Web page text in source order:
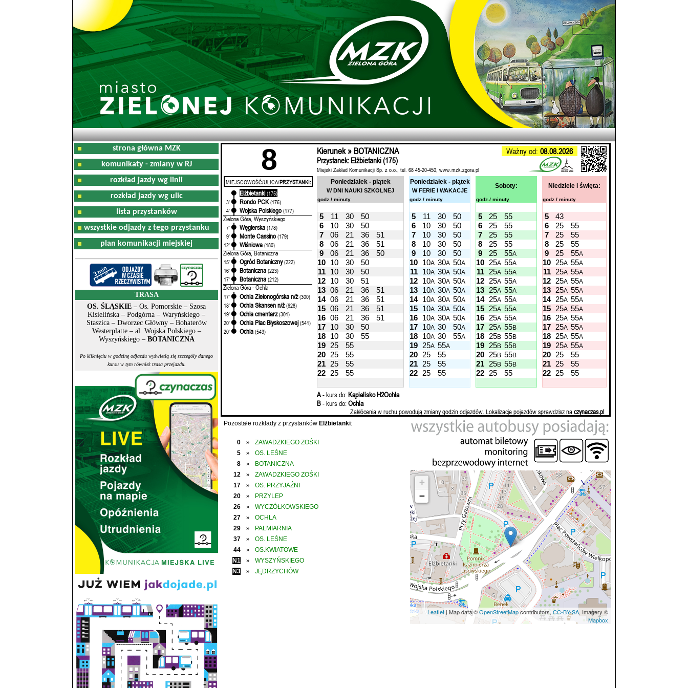
strona główna MZK
komunikaty - zmiany w RJ
rozkład jazdy wg linii
rozkład jazdy wg ulic
lista przystanków
wszystkie odjazdy z tego przystanku
plan komunikacji miejskiej
TRASA
OS. ŚLĄSKIE – Os. Pomorskie – Szosa
Kisielińska – Podgórna – Waryńskiego –
Staszica – Dworzec Główny – Bohaterów
Westerplatte – al. Wojska Polskiego –
Wyszyńskiego – BOTANICZNA
Po kliknięciu w godzinę odjazdu wyświetlą się szczegóły danego
kursu w tym również trasa przejazdu.
8 Kierunek » BOTANICZNA Ważny od: 08.08.2026
Przystanek: Elżbietanki (175)
Miejski Zakład Komunikacji Sp. z o.o., tel. 68 45-20-450, www.mzk.zgora.pl
MIEJSCOWOŚĆ/ULICA/PRZYSTANKI:
Elżbietanki (175)
3'
Rondo PCK (176)
4'
Wojska Polskiego (177)
Zielona Góra, Wyszyńskiego
7' Węgierska (178)
9'
Monte Cassino (179)
12'
Wiśniowa (180)
Zielona Góra, Botaniczna
15' Ogród Botaniczny (222)
16'
Botaniczna (223)
17'
Botaniczna (212)
Zielona Góra - Ochla
17' Ochla Zielonogórska n/ż (300)
18'
Ochla Skansen n/ż (628)
19'
Ochla cmentarz (301)
20'
Ochla Plac Błyskoszowej (541)
20'
Ochla (543)
Poniedziałek - piątek
W DNI NAUKI SZKOLNEJ
Poniedziałek - piątek
W FERIE I WAKACJE
Soboty: Niedziele i święta:
godz./ minuty godz./ minuty godz./ minuty godz./ minuty
5 11 30 50 5 11 30 50 5 25 55 5
43
6
10 30 50 6 10 30 50 6 25 55 6 25
55
7
06 21 36 51 7 10 30 50 7 25 55 7 25
55
8
06 21 36 51 8 10 30 50 8 25 55 8 25
55
9
06 21 36 50 9 10 30 50 9 25 55A 9 25 55A
10 10 30 50 10 10A 30A 50A 10 25A 55A 10 25A 55A
11 10 30 50 11 10A 30A 50A 11 25A 55A 11 25A 55A
12 10 30 51 12 10A 30A 50A 12 25A 55A 12 25A 55A
13 06 21 36 51 13 10A 30A 50A 13 25A 55A 13 25A 55A
14 06 21 36 51 14 10A 30A 50A 14 25A 55A 14 25A 55A
15 06 21 36 51 15 10A 30A 50A 15 25A 55A 15 25A 55A
16 06 21 36 51 16 10A 30A 50A 16 25A 55A 16 25A 55A
17 10 30 50 17 10A 30 50A 17 25A 55B 17 25A 55A
18 10 30 55 18 10A 30 55A 18 25B 55B 18 25A 55A
19 25 55 19 25A 55A 19 25B 55B 19 25A 55A
20 25 55 20 25 55 20 25B 55B 20 25
55
21 25 55 21 25 55 21 25B 55B 21 25
55
22 25 55 22 25 55 22 25 55 22 25 55
A- kurs do:Kąpielisko H2Ochla
B- kurs do:Ochla
Zakłócenia w ruchu powodują zmiany godzin odjazdów. Lokalizacje pojazdów sprawdzisz naczynaczas.pl
Pozostałe rozkłady z przystanków Elżbietanki:
0 »
ZAWADZKIEGO ZOŚKI
5
»
OS. LEŚNE
8
»
BOTANICZNA
12
»
ZAWADZKIEGO ZOŚKI
17
»
OS. PRZYJAŹNI
20
»
PRZYLEP
26
»
WYCZÓŁKOWSKIEGO
27
»
OCHLA
29
»
PALMIARNIA
37
»
OS. LEŚNE
44
»
OS.KWIATOWE
N1
»
WYSZYŃSKIEGO
N3
» JĘDRZYCHÓW
+
−
Leaflet| Map data ©OpenStreetMapcontributors, CC-BY-SA, Imagery ©
Mapbox